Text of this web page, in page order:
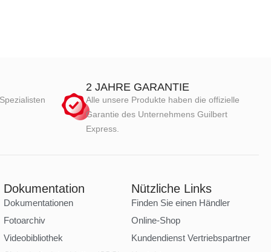
2 JAHRE GARANTIE
Alle unsere Produkte haben die offizielle
Garantie des Unternehmens Guilbert
Express.
Dokumentation
Dokumentationen
Fotoarchiv
Videobibliothek
Nützliche Links
Finden Sie einen Händler
Online-Shop
Kundendienst Vertriebspartner